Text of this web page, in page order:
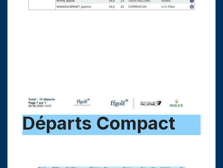
Départs Compact